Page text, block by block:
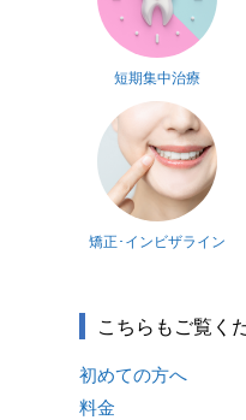
短期集中治療
矯正･インビザライン
こちらもご覧く
初めての方へ
料金